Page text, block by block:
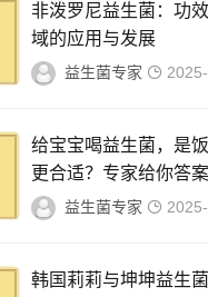
非泼罗尼益生菌：功
域的应用与发展
益生菌专家
给宝宝喝益生菌，是
更合适？专家给你答案
益生菌专家
韩国莉莉与坤坤益生